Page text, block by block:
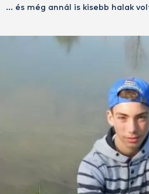
… és még annál is kisebb halak